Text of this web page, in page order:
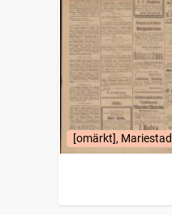
[omärkt], Mariestad